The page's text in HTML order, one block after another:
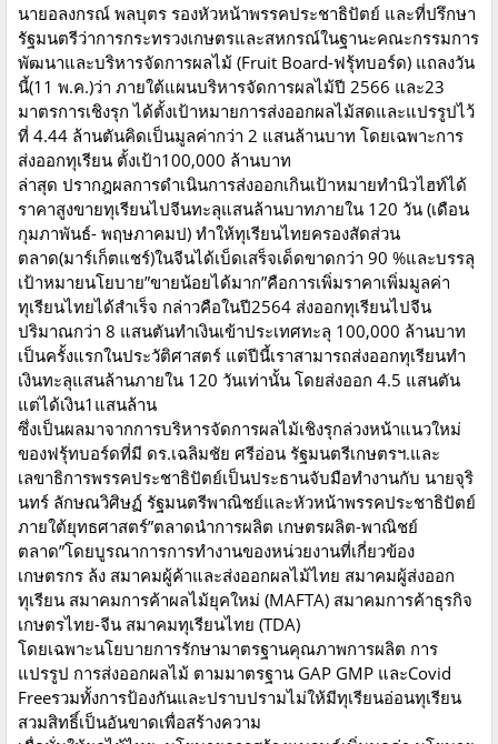
นายอลงกรณ์ พลบุตร รองหัวหน้าพรรคประชาธิปัตย์ และที่ปรึกษา
รัฐมนตรีว่าการกระทรวงเกษตรและสหกรณ์ในฐานะคณะกรรมการ
พัฒนาและบริหารจัดการผลไม้ (Fruit Board-ฟรุ้ทบอร์ด) แถลงวัน
นี้(11 พ.ค.)ว่า ภายใต้แผนบริหารจัดการผลไม้ปี 2566 และ23
มาตรการเชิงรุก ได้ตั้งเป้าหมายการส่งออกผลไม้สดและแปรรูปไว้
ที่ 4.44 ล้านตันคิดเป็นมูลค่ากว่า 2 แสนล้านบาท โดยเฉพาะการ
ส่งออกทุเรียน ตั้งเป้า100,000 ล้านบาท
ล่าสุด ปรากฎผลการดำเนินการส่งออกเกินเป้าหมายทำนิวไฮท์ได้
ราคาสูงขายทุเรียนไปจีนทะลุแสนล้านบาทภายใน 120 วัน (เดือน
กุมภาพันธ์- พฤษภาคมป) ทำให้ทุเรียนไทยครองสัดส่วน
ตลาด(มาร์เก็ตแชร์)ในจีนได้เบ็ดเสร็จเด็ดขาดกว่า 90 %และบรรลุ
เป้าหมายนโยบาย”ขายน้อยได้มาก”คือการเพิ่มราคาเพิ่มมูลค่า
ทุเรียนไทยได้สำเร็จ กล่าวคือในปี2564 ส่งออกทุเรียนไปจีน
ปริมาณกว่า 8 แสนตันทำเงินเข้าประเทศทะลุ 100,000 ล้านบาท
เป็นครั้งแรกในประวัติศาสตร์ แต่ปีนี้เราสามารถส่งออกทุเรียนทำ
เงินทะลุแสนล้านภายใน 120 วันเท่านั้น โดยส่งออก 4.5 แสนตัน
แต่ได้เงิน1แสนล้าน
ซึ่งเป็นผลมาจากการบริหารจัดการผลไม้เชิงรุกล่วงหน้าแนวใหม่
ของฟรุ้ทบอร์ดที่มี ดร.เฉลิมชัย ศรีอ่อน รัฐมนตรีเกษตรฯ.และ
เลขาธิการพรรคประชาธิปัตย์เป็นประธานจับมือทำงานกับ นายจุริ
นทร์ ลักษณวิศิษฏ์ รัฐมนตรีพาณิชย์และหัวหน้าพรรคประชาธิปัตย์
ภายใต้ยุทธศาสตร์”ตลาดนำการผลิต เกษตรผลิต-พาณิชย์
ตลาด”โดยบูรณาการการทำงานของหน่วยงานที่เกี่ยวข้อง
เกษตรกร ล้ง สมาคมผู้ค้าและส่งออกผลไม้ไทย สมาคมผู้ส่งออก
ทุเรียน สมาคมการค้าผลไม้ยุคใหม่ (MAFTA) สมาคมการค้าธุรกิจ
เกษตรไทย-จีน สมาคมทุเรียนไทย (TDA)
โดยเฉพาะนโยบายการรักษามาตรฐานคุณภาพการผลิต การ
แปรรูป การส่งออกผลไม้ ตามมาตรฐาน GAP GMP และCovid
Freeรวมทั้งการป้องกันและปราบปรามไม่ให้มีทุเรียนอ่อนทุเรียน
สวมสิทธิ์เป็นอันขาดเพื่อสร้างความ